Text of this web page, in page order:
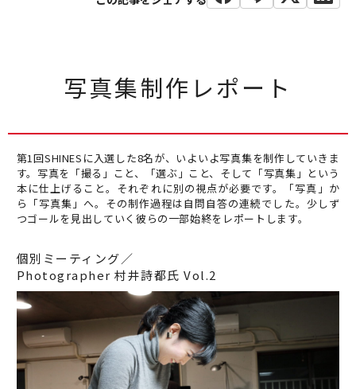
写真集制作レポート
第1回SHINESに入選した8名が、いよいよ写真集を制作していきま
す。写真を「撮る」こと、「選ぶ」こと、そして「写真集」という
本に仕上げること。それぞれに別の視点が必要です。「写真」か
ら「写真集」へ。その制作過程は自問自答の連続でした。少しず
つゴールを見出していく彼らの一部始終をレポートします。
個別ミーティング／
Photographer 村井詩都氏 Vol.2